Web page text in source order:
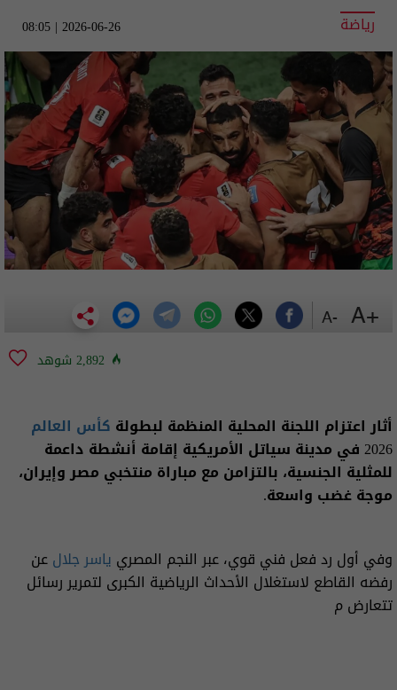
رياضة 2026-06-26 | 08:05
2,892 شوهد
أثار اعتزام اللجنة المحلية المنظمة لبطولة كأس العالم
2026 في مدينة سياتل الأمريكية إقامة أنشطة داعمة
للمثلية الجنسية، بالتزامن مع مباراة منتخبي مصر وإيران،
موجة غضب واسعة.
وفي أول رد فعل فني قوي، عبر النجم المصري ياسر جلالعن
رفضه القاطع لاستغلال الأحداث الرياضية الكبرى لتمرير رسائل
تتعارض م
+A
-A